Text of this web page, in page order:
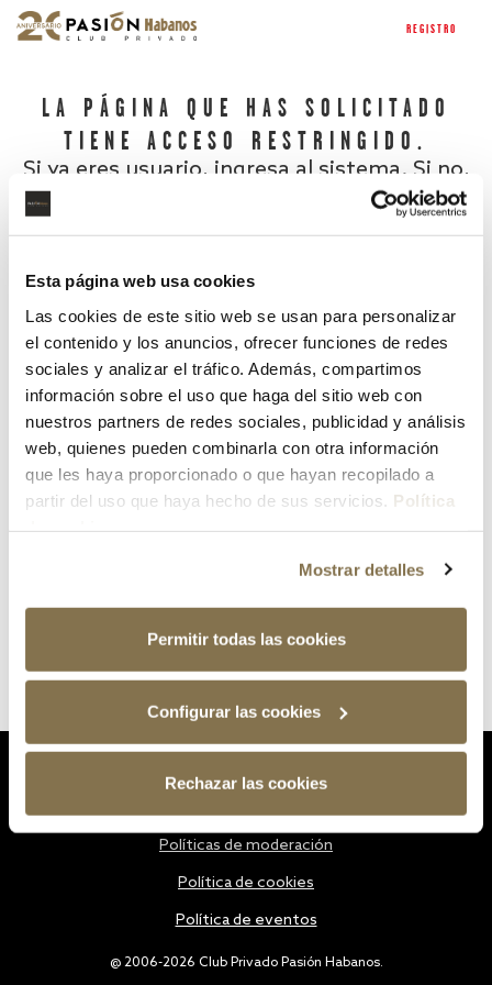
Esta página web usa cookies
Las cookies de este sitio web se usan para personalizar
el contenido y los anuncios, ofrecer funciones de redes
sociales y analizar el tráfico. Además, compartimos
información sobre el uso que haga del sitio web con
nuestros partners de redes sociales, publicidad y análisis
web, quienes pueden combinarla con otra información
que les haya proporcionado o que hayan recopilado a
partir del uso que haya hecho de sus servicios. Política
Mostrar detalles
Permitir todas las cookies
Configurar las cookies
Rechazar las cookies
REGISTRO
LA PÁGINA QUE HAS SOLICITADO
TIENE ACCESO RESTRINGIDO.
Si ya eres usuario, ingresa al sistema. Si no,
¿Has olvidado tu contraseña?
@ 2006-2026 Club Privado Pasión Habanos.
Políticas de moderación
Política de cookies
Política de eventos